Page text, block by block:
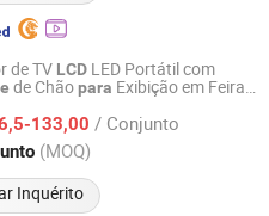
de TV LCD LED Portátil com
de Chãopara Exibição em Feira
133,00 / Conjunto
(MOQ)
Inquérito
(Shenzhen) Co., Ltd.
Desde 2025